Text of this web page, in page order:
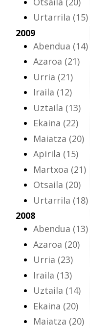
Urtarrila (15)
2009
Abendua (14)
Azaroa (21)
Urria (21)
Iraila (12)
Uztaila (13)
Ekaina (22)
Maiatza (20)
Apirila (15)
Martxoa (21)
Otsaila (20)
Urtarrila (18)
2008
Abendua (13)
Azaroa (20)
Urria (23)
Iraila (13)
Uztaila (14)
Ekaina (20)
Maiatza (20)